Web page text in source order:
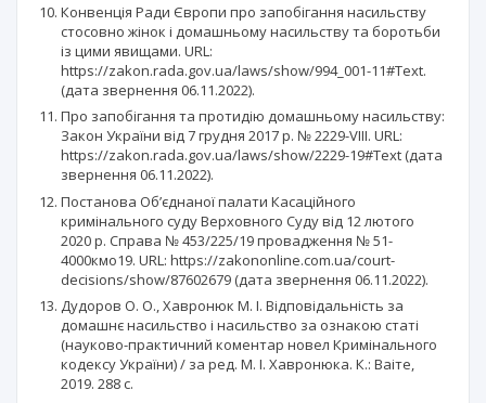
Конвенція Ради Європи про запобігання насильству
стосовно жінок і домашньому насильству та боротьби
із цими явищами. URL:
https://zakon.rada.gov.ua/laws/show/994_001-11#Text.
(дата звернення 06.11.2022).
Про запобігання та протидію домашньому насильству:
Закон України від 7 грудня 2017 р. № 2229-VIII. URL:
https://zakon.rada.gov.ua/laws/show/2229-19#Text (дата
звернення 06.11.2022).
Постанова Об’єднаної палати Касаційного
кримінального суду Верховного Суду від 12 лютого
2020 р. Справа № 453/225/19 провадження № 51-
4000кмо19. URL: https://zakononline.com.ua/court-
decisions/show/87602679 (дата звернення 06.11.2022).
Дудоров О. О., Хавронюк М. І. Відповідальність за
домашнє насильство і насильство за ознакою статі
(науково-практичний коментар новел Кримінального
кодексу України) / за ред. М. І. Хавронюка. К.: Ваіте,
2019. 288 с.